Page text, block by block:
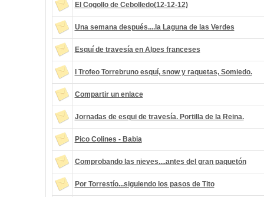
El Cogollo de Cebolledo(12-12-12)
Una semana después....la Laguna de las Verdes
Esquí de travesía en Alpes franceses
I Trofeo Torrebruno esquí, snow y raquetas, Somiedo.
Compartir un enlace
Jornadas de esqui de travesía. Portilla de la Reina.
Pico Colines - Babia
Comprobando las nieves....antes del gran paquetón
Por Torrestío...siguiendo los pasos de Tito